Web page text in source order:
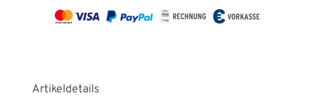
Artikeldetails